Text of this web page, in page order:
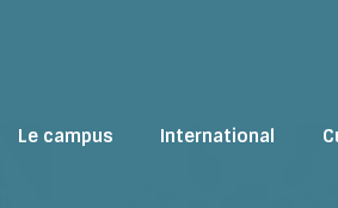
Le campus International